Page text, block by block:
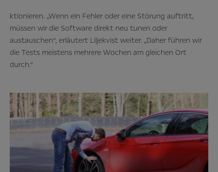
ktionieren. „Wenn ein Fehler oder eine Störung auftritt,
müssen wir die Software direkt neu tunen oder
austauschen“, erläutert Liljekvist weiter. „Daher führen wir
die Tests meistens mehrere Wochen am gleichen Ort
durch.“